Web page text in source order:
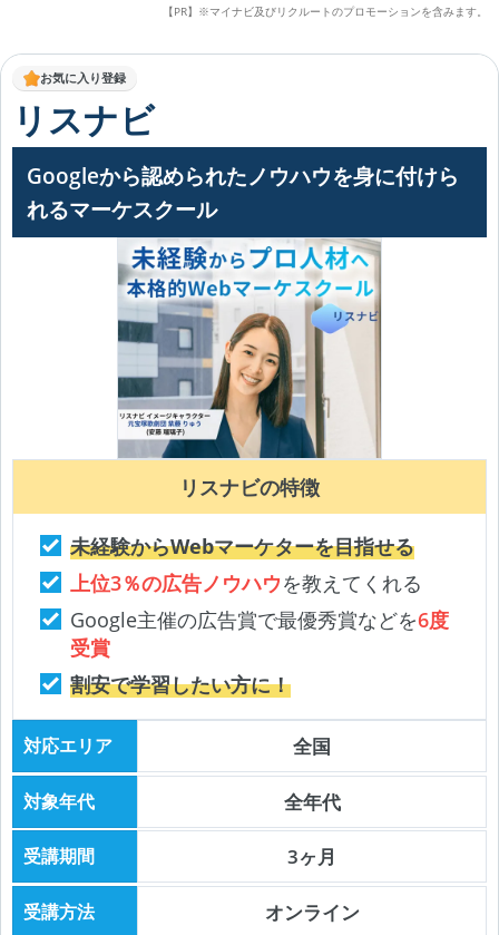
【PR】※マイナビ及びリクルートのプロモーションを含みます。
お気に入り登録
リスナビ
Googleから認められたノウハウを身に付けら
れるマーケスクール
リスナビの特徴
未経験からWebマーケターを目指せる
上位3％の広告ノウハウを教えてくれる
Google主催の広告賞で最優秀賞などを6度
受賞
割安で学習したい方に！
対応エリア 全国
対象年代 全年代
受講期間 3ヶ月
受講方法 オンライン